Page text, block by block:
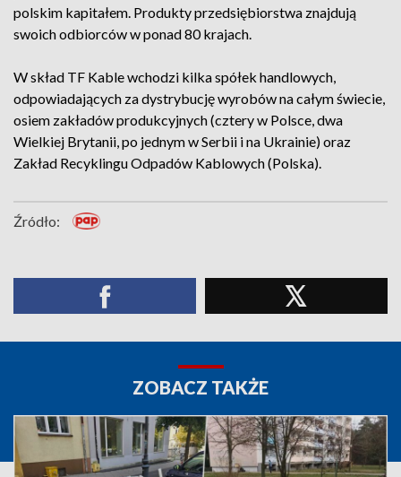
polskim kapitałem. Produkty przedsiębiorstwa znajdują
swoich odbiorców w ponad 80 krajach.
W skład TF Kable wchodzi kilka spółek handlowych,
odpowiadających za dystrybucję wyrobów na całym świecie,
osiem zakładów produkcyjnych (cztery w Polsce, dwa
Wielkiej Brytanii, po jednym w Serbii i na Ukrainie) oraz
Zakład Recyklingu Odpadów Kablowych (Polska).
Źródło:
ZOBACZ TAKŻE